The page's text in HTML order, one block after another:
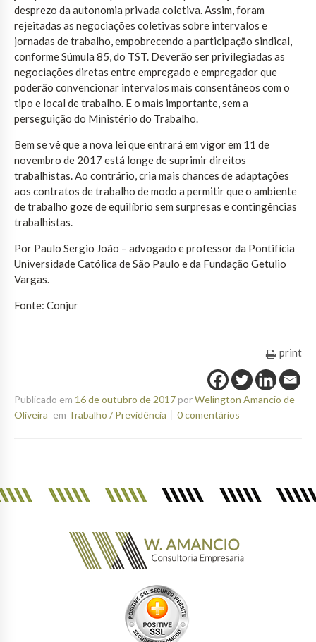
desprezo da autonomia privada coletiva. Assim, foram
rejeitadas as negociações coletivas sobre intervalos e
jornadas de trabalho, empobrecendo a participação sindical,
conforme Súmula 85, do TST. Deverão ser privilegiadas as
negociações diretas entre empregado e empregador que
poderão convencionar intervalos mais consentâneos com o
tipo e local de trabalho. E o mais importante, sem a
perseguição do Ministério do Trabalho.
Bem se vê que a nova lei que entrará em vigor em 11 de
novembro de 2017 está longe de suprimir direitos
trabalhistas. Ao contrário, cria mais chances de adaptações
aos contratos de trabalho de modo a permitir que o ambiente
de trabalho goze de equilíbrio sem surpresas e contingências
trabalhistas.
Por Paulo Sergio João – advogado e professor da Pontifícia
Universidade Católica de São Paulo e da Fundação Getulio
Vargas.
Fonte: Conjur
print
Publicado em 16 de outubro de 2017porWelington Amancio de
Oliveira em Trabalho / Previdência 0 comentários